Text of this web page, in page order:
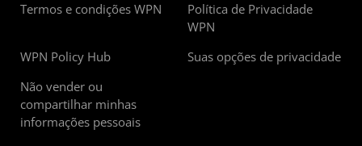
Termos e condições WPN
Política de Privacidade
WPN
WPN Policy Hub
Suas opções de privacidade
Não vender ou
compartilhar minhas
informações pessoais